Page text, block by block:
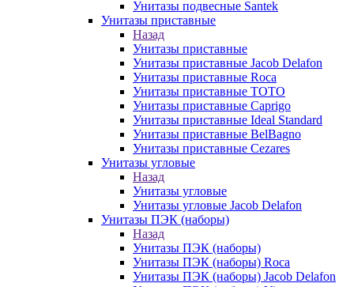
Унитазы подвесные Santek
Унитазы приставные
Назад
Унитазы приставные
Унитазы приставные Jacob Delafon
Унитазы приставные Roca
Унитазы приставные TOTO
Унитазы приставные Caprigo
Унитазы приставные Ideal Standard
Унитазы приставные BelBagno
Унитазы приставные Cezares
Унитазы угловые
Назад
Унитазы угловые
Унитазы угловые Jacob Delafon
Унитазы ПЭК (наборы)
Назад
Унитазы ПЭК (наборы)
Унитазы ПЭК (наборы) Roca
Унитазы ПЭК (наборы) Jacob Delafon